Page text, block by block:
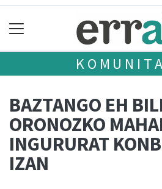
BAZTANGO EH
ORONOZKO
INGURURAT
IZAN